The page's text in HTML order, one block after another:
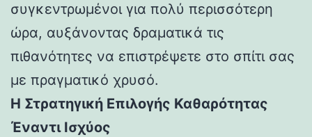
συγκεντρωμένοι για πολύ περισσότερη
ώρα, αυξάνοντας δραματικά τις
πιθανότητες να επιστρέψετε στο σπίτι σας
με πραγματικό χρυσό.
Η Στρατηγική Επιλογής Καθαρότητας
Έναντι Ισχύος